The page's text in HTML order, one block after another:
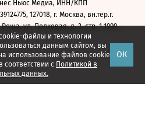
файлы и технологии
данным сайтом, вы
использование файлов cookie
соответствии с Политикой в
данных.
ОК
Ньюс Медиа, ИНН/КПП
127018, г. Москва, вн.тер.г.
ул. Полковая, д. 3, стр. 1 1999—